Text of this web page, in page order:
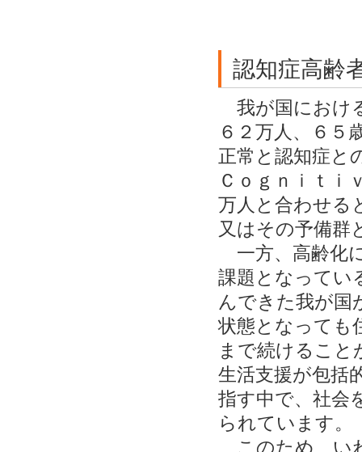
認知症高齢
我が国におけ
６２万人、６５
正常と認知症と
Ｃｏｇｎｉｔｉ
万人と合わせる
又はその予備群
一方、高齢化
課題となってい
んできた我が国
状態となっても
まで続けること
生活支援が包括
指す中で、社会
られています。
このため、い